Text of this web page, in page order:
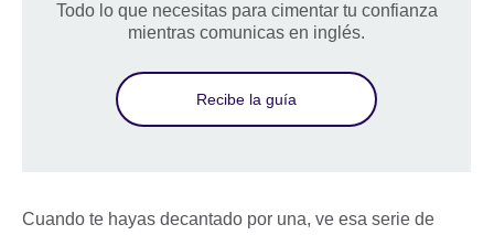
Todo lo que necesitas para cimentar tu confianza
mientras comunicas en inglés.
Recibe la guía
Cuando te hayas decantado por una, ve esa serie de